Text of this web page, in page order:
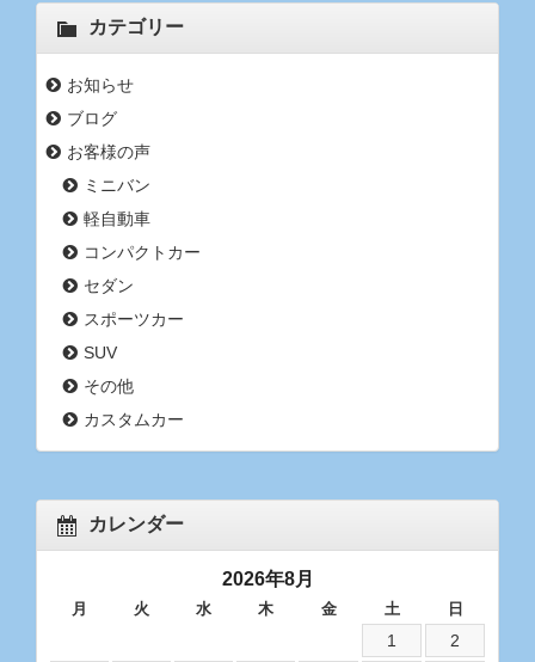
カテゴリー
お知らせ
ブログ
お客様の声
ミニバン
軽自動車
コンパクトカー
セダン
スポーツカー
SUV
その他
カスタムカー
カレンダー
2026年8月
月 火 水 木 金 土 日
1
2